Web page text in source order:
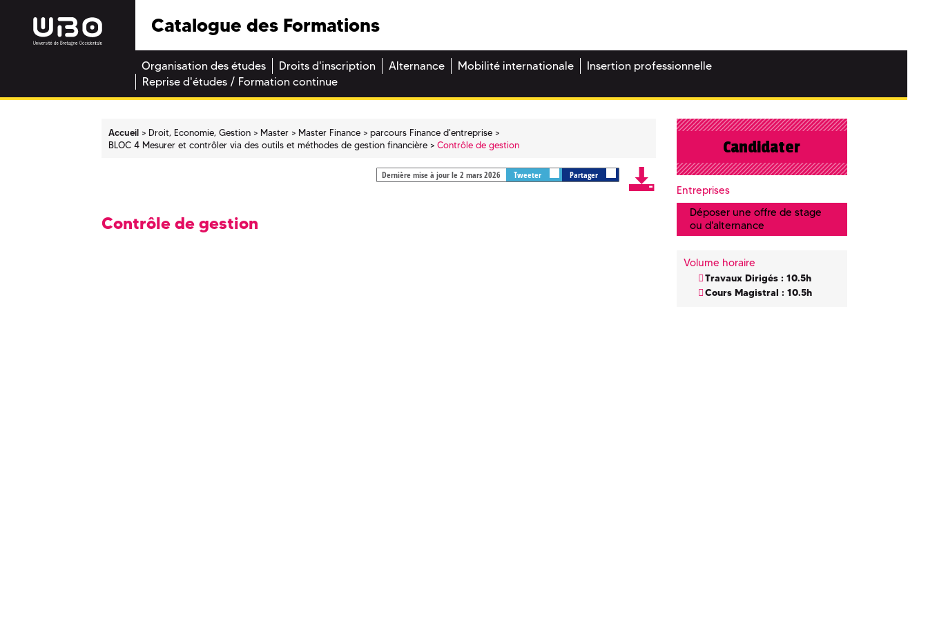
Catalogue des Formations
Organisation des études Droits d'inscription Alternance Mobilité internationale
Insertion professionnelle
Reprise d'études / Formation continue
Accueil Droit, Economie, Gestion Master Master Finance
parcours Finance d'entreprise
BLOC 4 Mesurer et contrôler via des outils et méthodes de gestion financière
Contrôle de gestion
Dernière mise à jour le 2 mars 2026 Tweeter Partager
Contrôle de gestion
Candidater
Entreprises
Déposer une offre de stage
ou d'alternance
Volume horaire
Travaux Dirigés : 10.5h
Cours Magistral : 10.5h